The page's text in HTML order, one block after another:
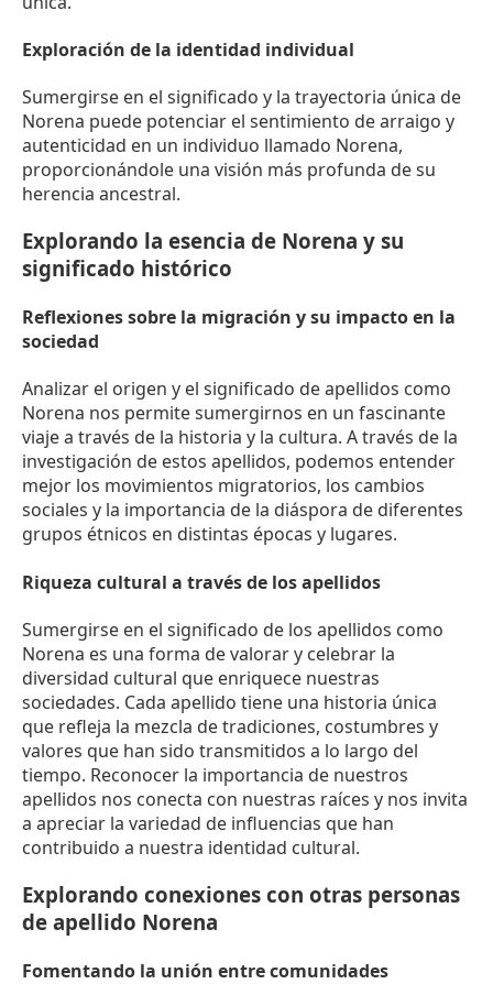
Exploración de la identidad individual
Sumergirse en el significado y la trayectoria única de
Norena puede potenciar el sentimiento de arraigo y
autenticidad en un individuo llamado Norena,
proporcionándole una visión más profunda de su
herencia ancestral.
Explorando la esencia de Norena y su
significado histórico
Reflexiones sobre la migración y su impacto en la
sociedad
Analizar el origen y el significado de apellidos como
Norena nos permite sumergirnos en un fascinante
viaje a través de la historia y la cultura. A través de la
investigación de estos apellidos, podemos entender
mejor los movimientos migratorios, los cambios
sociales y la importancia de la diáspora de diferentes
grupos étnicos en distintas épocas y lugares.
Riqueza cultural a través de los apellidos
Sumergirse en el significado de los apellidos como
Norena es una forma de valorar y celebrar la
diversidad cultural que enriquece nuestras
sociedades. Cada apellido tiene una historia única
que refleja la mezcla de tradiciones, costumbres y
valores que han sido transmitidos a lo largo del
tiempo. Reconocer la importancia de nuestros
apellidos nos conecta con nuestras raíces y nos invita
a apreciar la variedad de influencias que han
contribuido a nuestra identidad cultural.
Explorando conexiones con otras personas
de apellido Norena
Fomentando la unión entre comunidades